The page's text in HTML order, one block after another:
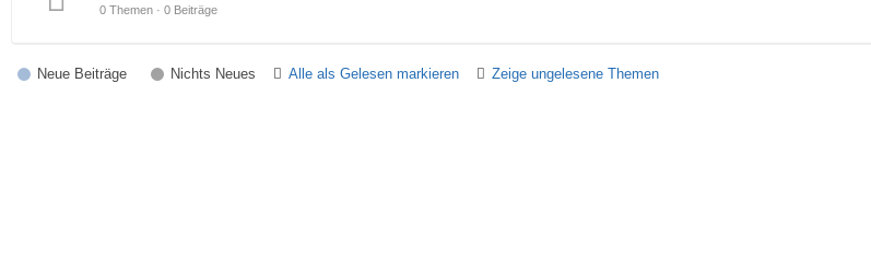
0 Themen · 0 Beiträge
Neue Beiträge Nichts Neues Alle als Gelesen markieren Zeige ungelesene Themen